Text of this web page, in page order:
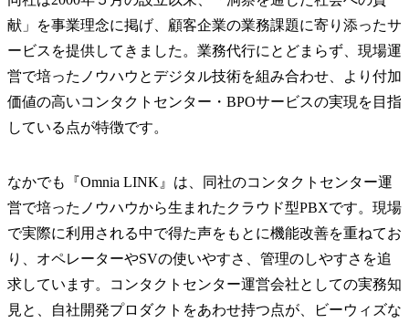
献」を事業理念に掲げ、顧客企業の業務課題に寄り添ったサ
ービスを提供してきました。業務代行にとどまらず、現場運
営で培ったノウハウとデジタル技術を組み合わせ、より付加
価値の高いコンタクトセンター・BPOサービスの実現を目指
している点が特徴です。
なかでも『Omnia LINK』は、同社のコンタクトセンター運
営で培ったノウハウから生まれたクラウド型PBXです。現場
で実際に利用される中で得た声をもとに機能改善を重ねてお
り、オペレーターやSVの使いやすさ、管理のしやすさを追
求しています。コンタクトセンター運営会社としての実務知
見と、自社開発プロダクトをあわせ持つ点が、ビーウィズな